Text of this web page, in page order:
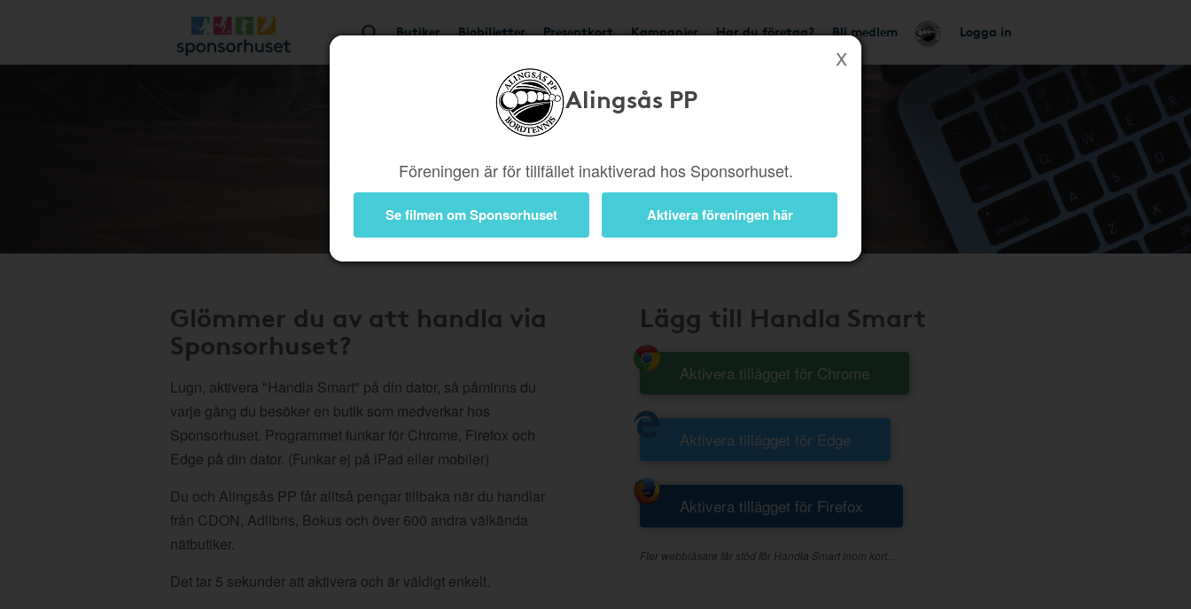
Butiker Biobiljetter Presentkort Kampanjer Har du företag? Bli medlem Logga in
Alingsås PP
Föreningen är för tillfället inaktiverad hos Sponsorhuset.
Se filmen om Sponsorhuset Aktivera föreningen här
Handla Smart
Glömmer du av att handla via
Sponsorhuset?
Lugn, aktivera "Handla Smart" på din dator, så påminns du
varje gång du besöker en butik som medverkar hos
Sponsorhuset. Programmet funkar för Chrome, Firefox och
Edge på din dator. (Funkar ej på iPad eller mobiler)
Du och Alingsås PP får alltså pengar tillbaka när du handlar
från CDON, Adlibris, Bokus och över 600 andra välkända
nätbutiker.
Det tar 5 sekunder att aktivera och är väldigt enkelt.
Lägg till Handla Smart
Aktivera tillägget för Chrome
Aktivera tillägget för Edge
Aktivera tillägget för Firefox
Fler webbläsare får stöd för Handla Smart inom kort...